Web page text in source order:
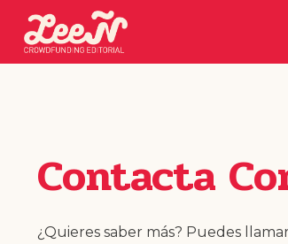
Contacta
¿Quieres saber más? Puedes